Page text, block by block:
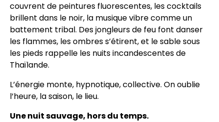
couvrent de peintures fluorescentes, les cocktails
brillent dans le noir, la musique vibre comme un
battement tribal. Des jongleurs de feu font danser
les flammes, les ombres s’étirent, et le sable sous
les pieds rappelle les nuits incandescentes de
Thaïlande.
L’énergie monte, hypnotique, collective. On oublie
l’heure, la saison, le lieu.
Une nuit sauvage, hors du temps.